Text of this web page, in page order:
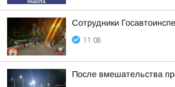
Сотрудники
11:08
После вмешательства